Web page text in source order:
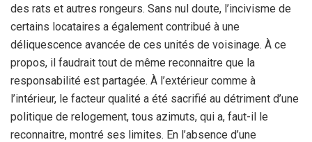
des rats et autres rongeurs. Sans nul doute, l’incivisme de
certains locataires a également contribué à une
déliquescence avancée de ces unités de voisinage. À ce
propos, il faudrait tout de même reconnaitre que la
responsabilité est partagée. À l’extérieur comme à
l’intérieur, le facteur qualité a été sacrifié au détriment d’une
politique de relogement, tous azimuts, qui a, faut-il le
reconnaitre, montré ses limites. En l’absence d’une